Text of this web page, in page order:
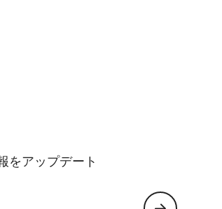
をアップデート